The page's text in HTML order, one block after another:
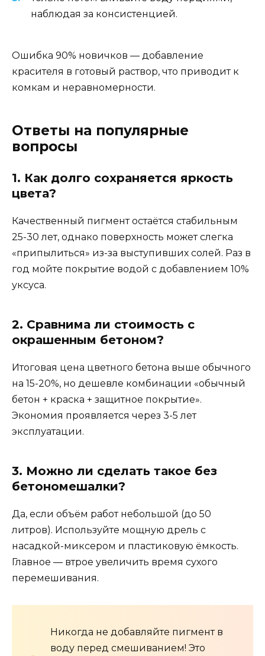
наблюдая за консистенцией.
Ошибка 90% новичков — добавление
красителя в готовый раствор, что приводит к
комкам и неравномерности.
Ответы на популярные
вопросы
1. Как долго сохраняется яркость
цвета?
Качественный пигмент остаётся стабильным
25-30 лет, однако поверхность может слегка
«припылиться» из-за выступивших солей. Раз в
год мойте покрытие водой с добавлением 10%
уксуса.
2. Сравнима ли стоимость с
окрашенным бетоном?
Итоговая цена цветного бетона выше обычного
на 15-20%, но дешевле комбинации «обычный
бетон + краска + защитное покрытие».
Экономия проявляется через 3-5 лет
эксплуатации.
3. Можно ли сделать такое без
бетономешалки?
Да, если объём работ небольшой (до 50
литров). Используйте мощную дрель с
насадкой-миксером и пластиковую ёмкость.
Главное — втрое увеличить время сухого
перемешивания.
Никогда не добавляйте пигмент в
воду перед смешиванием! Это